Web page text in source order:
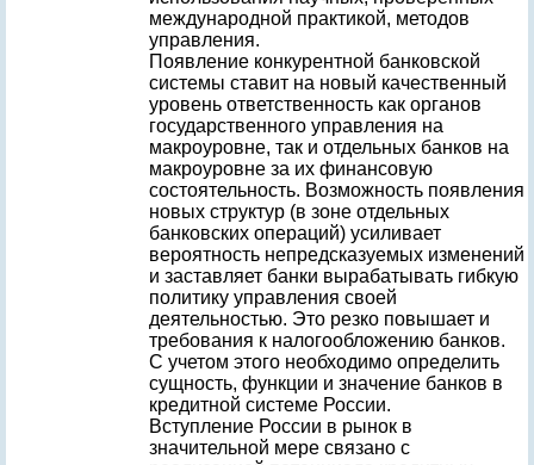
международной практикой, методов
управления.
Появление конкурентной банковской
системы ставит на новый качественный
уровень ответственность как органов
государственного управления на
макроуровне, так и отдельных банков на
макроуровне за их финансовую
состоятельность. Возможность появления
новых структур (в зоне отдельных
банковских операций) усиливает
вероятность непредсказуемых изменений
и заставляет банки вырабатывать гибкую
политику управления своей
деятельностью. Это резко повышает и
требования к налогообложению банков.
С учетом этого необходимо определить
сущность, функции и значение банков в
кредитной системе России.
Вступление России в рынок в
значительной мере связано с